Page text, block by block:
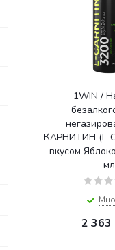
1WIN /
КАРНИТИН (L-
вкусом
мл
2 363